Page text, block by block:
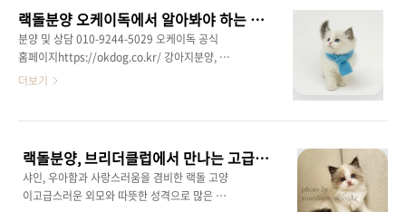
께 초기 적응에 대한 ..
분양,스피츠분양,페okdog.co.kr 랙돌분양 전문
성 있는 오케이독 랙돌 고양이는 그 크고 우아한
외모로 많은 사람들에게 사랑받는 품종이에요.
특히, 랙돌은 그 크기와 털의 부드러움, 그리고
사람을 좋아하는 온순한 성격으로 유명해요.이
친화적인 성격 덕분에 많은 가정에서 인기 있는
강하고 품질..
랙돌분양 오케이독에서 알아봐야 하는 이유
분양 및 상담 010-9244-5029 오케이독 공식
홈페이지https://okdog.co.kr/ 강아지분양, 고
양이분양 오케이독강아지분양,애견분양,애견샵,
분양,스피츠분양,페okdog.co.kr 랙돌분양, 오
케이독에서 만나보세요 랙돌 고양이는 그 독특
한 외모와 온순한 성격으로 많은 사람들에게 사
랑받고 있는 고양이에요.이 고양이는 큰 몸집과
더보기
랙돌분양, 브리더클럽에서 만나는 고급스러운 친구 "샤인"!
샤인, 우아함과 사랑스러움을 겸비한 랙돌 고양
이고급스러운 외모와 따뜻한 성격으로 많은 사